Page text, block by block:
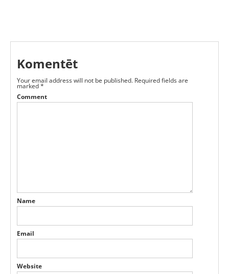
Komentēt
Your email address will not be published. Required fields are
marked*
Comment
Name
Email
Website